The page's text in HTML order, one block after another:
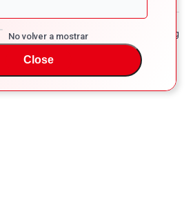
No volver a mostrar
Close
—kg